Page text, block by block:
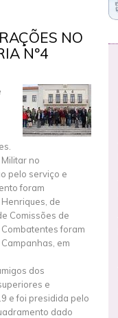
NO
Nº4
no
pelo serviço e
foram
de
Comissões de
foram
em
dos
e
e foi presidida pelo
dado